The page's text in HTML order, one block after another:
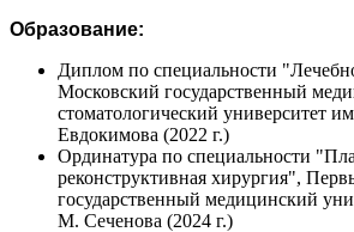
Образование:
Диплом по специальности
Московский государственный
стоматологический университет
Евдокимова (2022 г.)
Ординатура по специальности
реконструктивная хирургия",
государственный медицинский
М. Сеченова (2024 г.)